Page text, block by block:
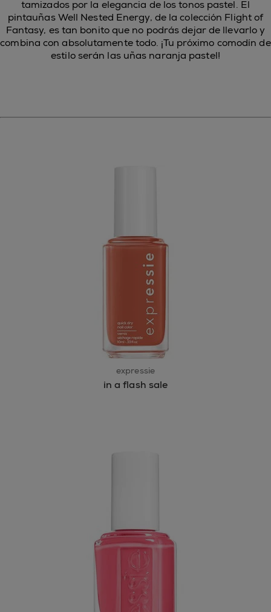
tamizados por la elegancia de los tonos pastel. El
pintauñas Well Nested Energy, de la colección Flight of
Fantasy, es tan bonito que no podrás dejar de llevarlo y
combina con absolutamente todo. ¡Tu próximo comodín de
estilo serán las uñas naranja pastel!
expressie
in a flash sale